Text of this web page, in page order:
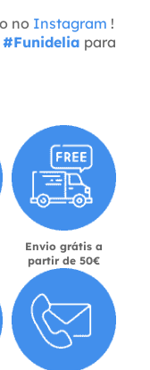
no Instagram !
#Funidelia para
Envio grátis a
partir de 50€